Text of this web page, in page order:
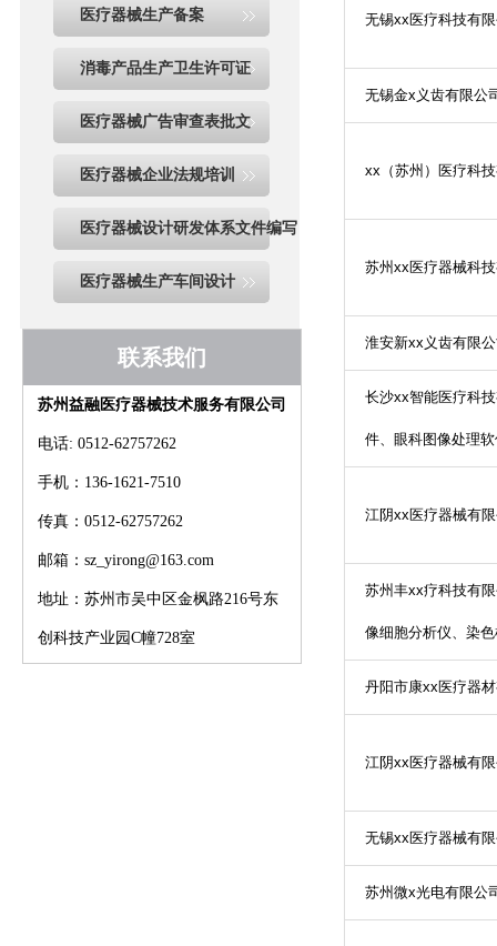
医疗器械生产备案
消毒产品生产卫生许可证
医疗器械广告审查表批文
医疗器械企业法规培训
医疗器械设计研发体系文件编写
医疗器械生产车间设计
联系我们
苏州益融医疗器械技术服务有限公司
电话: 0512-62757262
手机：136-1621-7510
传真：0512-62757262
邮箱：sz_yirong@163.com
地址：苏州市吴中区金枫路216号东
创科技产业园C幢728室
无锡xx医疗科技有
无锡金x义齿有限公
xx （苏州）医疗科
苏州 xx医疗器械科
淮安新xx义齿有限
长沙xx智能医疗科
件、眼科图像处理
江阴xx医疗器械有
苏州丰xx疗科技有
像细胞分析仪、染
丹阳市康xx医疗器
江阴xx医疗器械有
无锡xx医疗器械有
苏州微x光电有限公